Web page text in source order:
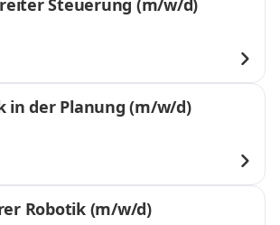
Steuerung (m/w/d)
in der Planung (m/w/d)
Robotik (m/w/d)